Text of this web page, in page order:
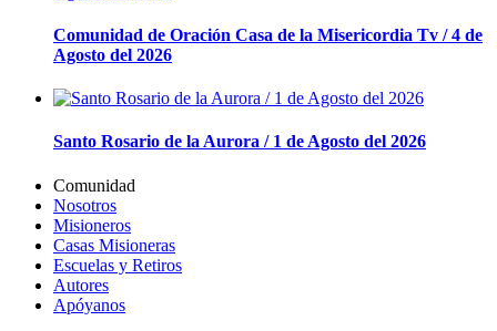
Comunidad de Oración Casa de la Misericordia Tv / 4 de
Agosto del 2026
Santo Rosario de la Aurora / 1 de Agosto del 2026
Comunidad
Nosotros
Misioneros
Casas Misioneras
Escuelas y Retiros
Autores
Apóyanos